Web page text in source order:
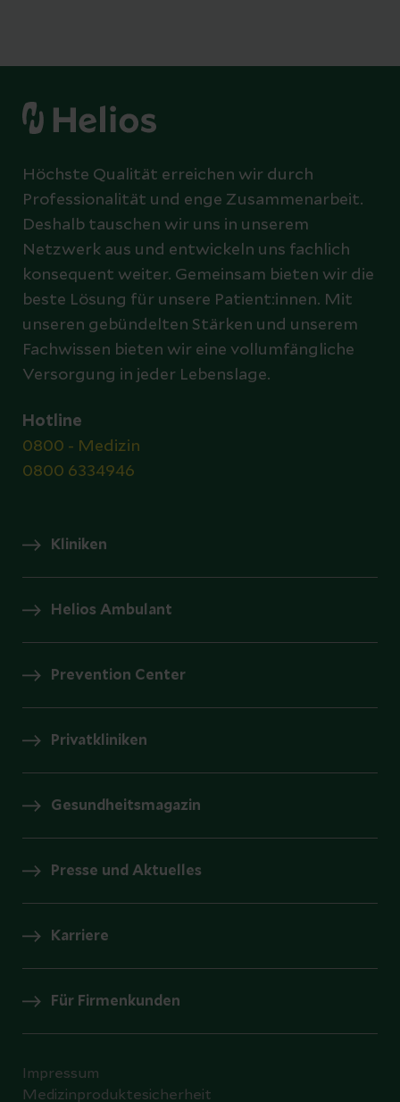
Höchste Qualität erreichen wir durch
Professionalität und enge Zusammenarbeit.
Deshalb tauschen wir uns in unserem
Netzwerk aus und entwickeln uns fachlich
konsequent weiter. Gemeinsam bieten wir die
beste Lösung für unsere Patient:innen. Mit
unseren gebündelten Stärken und unserem
Fachwissen bieten wir eine vollumfängliche
Versorgung in jeder Lebenslage.
Hotline
0800 - Medizin
0800 6334946
Kliniken
Helios Ambulant
Prevention Center
Privatkliniken
Gesundheitsmagazin
Presse und Aktuelles
Karriere
Für Firmenkunden
Impressum
Medizinproduktesicherheit